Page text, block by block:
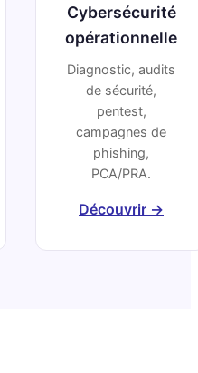
Cybersécurité
opérationnelle
Diagnostic, audits
de sécurité,
pentest,
campagnes de
phishing,
PCA/PRA.
Découvrir →